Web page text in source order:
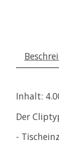
Inhalt:
Der
-